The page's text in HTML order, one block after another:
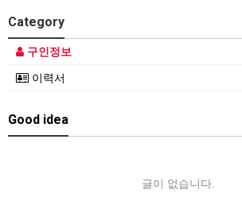
Category
구인정보
이력서
Good idea
글이 없습니다.